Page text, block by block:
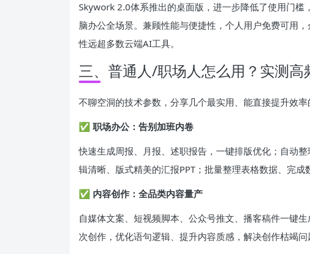
Skywork 2.0体系推出的桌面版，进一步降低了使用门
脑办公全场景。兼顾性能与便捷性，个人用户免费可用
性远超多数云端AI工具。
三、普通人/职场人怎么用？实测高
不聊空洞的技术参数，分享几个最实用、能直接提升效
✅ 职场办公：告别加班内卷
快速生成周报、月报、述职报告，一键排版优化；自动
辑清晰、版式精美的汇报PPT；批量整理表格数据、完成
✅ 内容创作：全品类内容量产
自媒体文案、短视频脚本、公众号推文、播客稿件一键
次创作，优化语句逻辑、提升内容质感，解决创作枯竭问